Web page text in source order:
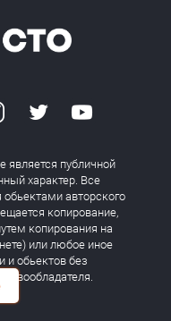
является публичной
характер. Все
авторского
копирование,
копирования на
или любое иное
и обьектов без